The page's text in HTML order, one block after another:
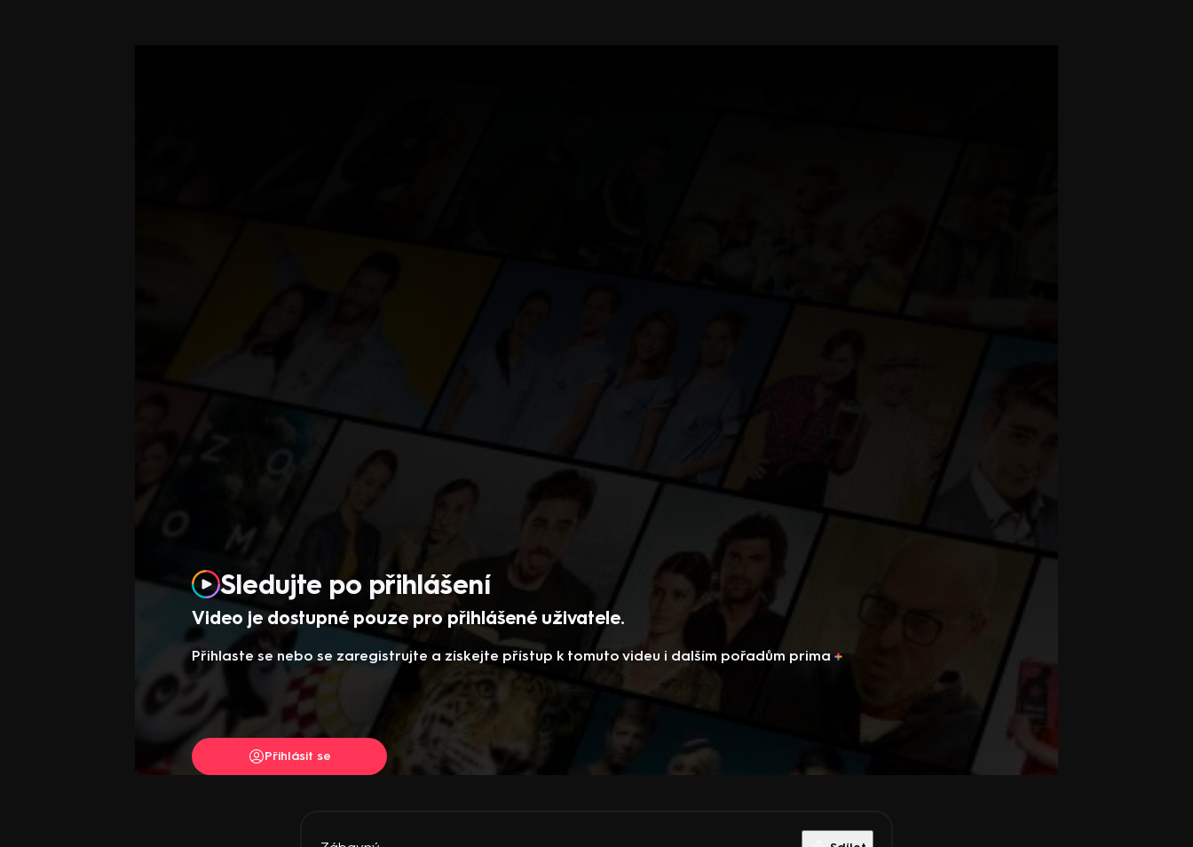
Video je dostupné pouze pro přihlášené uživatele.
Sledujte po přihlášení
Přihlaste se nebo se zaregistrujte a získejte přístup k tomuto videu i dalším pořadům prima
Přihlásit se